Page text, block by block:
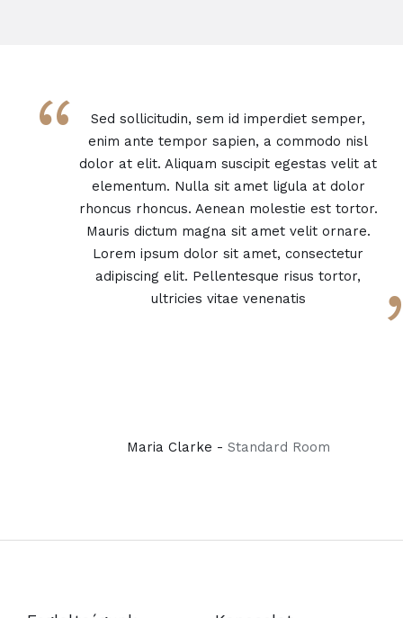
“
Sed sollicitudin, sem id imperdiet semper,
enim ante tempor sapien, a commodo nisl
dolor at elit. Aliquam suscipit egestas velit at
elementum. Nulla sit amet ligula at dolor
rhoncus rhoncus. Aenean molestie est tortor.
Mauris dictum magna sit amet velit ornare.
Lorem ipsum dolor sit amet, consectetur
adipiscing elit. Pellentesque risus tortor,
ultricies vitae venenatis
Maria Clarke - Standard Room